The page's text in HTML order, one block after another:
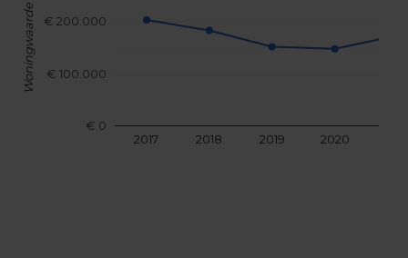
2017 2018 2019 2020
€ 0
€ 100.000
€ 200.000
Woningwaarde